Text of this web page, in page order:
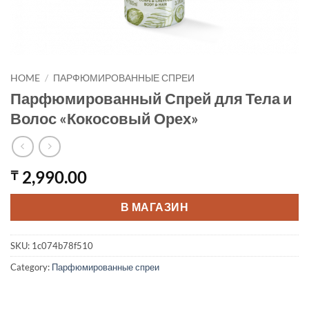
HOME / ПАРФЮМИРОВАННЫЕ СПРЕИ
Парфюмированный Спрей для Тела и
Волос «Кокосовый Орех»
₸ 2,990.00
В МАГАЗИН
SKU: 1c074b78f510
Category: Парфюмированные спреи